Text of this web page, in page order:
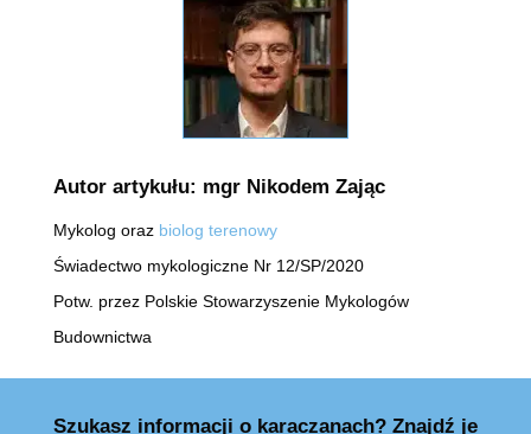
Autor artykułu: mgr Nikodem Zając
Mykolog oraz biolog terenowy
Świadectwo mykologiczne Nr 12/SP/2020
Potw. przez Polskie Stowarzyszenie Mykologów
Budownictwa
Szukasz informacji o karaczanach? Znajdź je